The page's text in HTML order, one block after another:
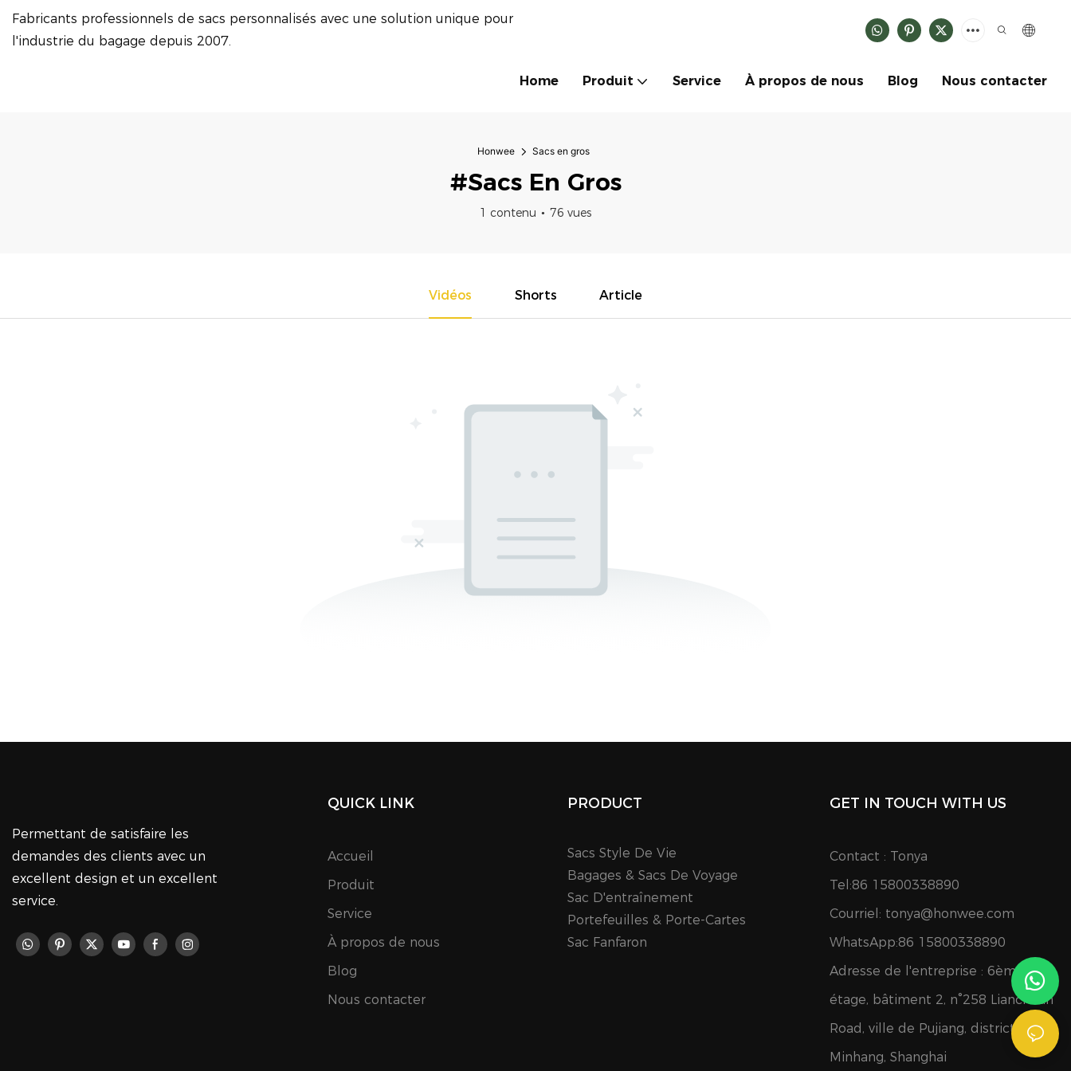
Fabricants professionnels de sacs personnalisés avec une solution unique pour
l'industrie du bagage depuis 2007.
Home Produit Service À propos de nous Blog Nous contacter
Honwee Sacs en gros
#Sacs En Gros
1 contenu 76 vues
Vidéos Shorts Article
Permettant de satisfaire les
demandes des clients avec un
excellent design et un excellent
service.
QUICK LINK
Accueil
Produit
Service
À propos de nous
Blog
Nous contacter
PRODUCT
Sacs Style De Vie
Bagages & Sacs De Voyage
Sac D'entraînement
Portefeuilles & Porte-Cartes
Sac Fanfaron
GET IN TOUCH WITH US
Contact : Tonya
Tel:86 15800338890
Courriel: tonya@honwee.com
WhatsApp:86 15800338890
Adresse de l'entreprise : 6ème
étage, bâtiment 2, n°258 Lianchuan
Road, ville de Pujiang, district de
Minhang, Shanghai